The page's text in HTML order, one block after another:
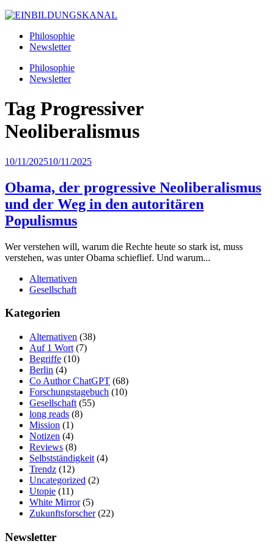
Philosophie
Newsletter
Philosophie
Newsletter
Tag Progressiver
Neoliberalismus
10/11/202510/11/2025
Obama, der progressive Neoliberalismus
und der Weg in den autoritären
Populismus
Wer verstehen will, warum die Rechte heute so stark ist, muss
verstehen, was unter Obama schieflief. Und warum...
Alternativen
Gesellschaft
Kategorien
Alternativen (38)
Auf 1 Wort (7)
Begriffe (10)
Berlin (4)
Co Author ChatGPT (68)
Forschungstagebuch (10)
Gesellschaft (55)
long reads (8)
Mission (1)
Notizen (4)
Reviews (8)
Selbstständigkeit (4)
Trendz (12)
Uncategorized (2)
Utopie (11)
White Mirror(5)
Zukunftsforscher(22)
Newsletter